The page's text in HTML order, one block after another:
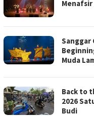
Menafsir
Sanggar
Muda
Back to
2026
Budi